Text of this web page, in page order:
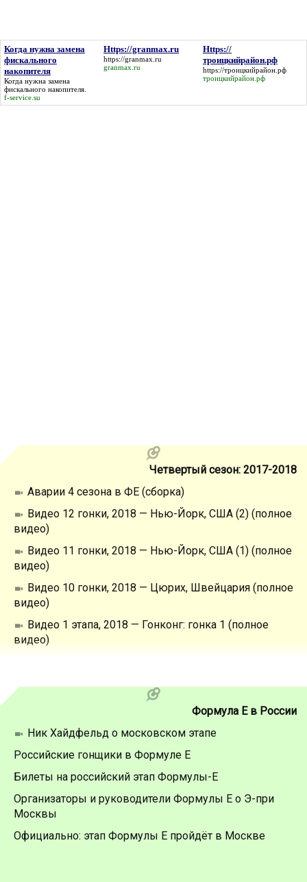
Когда нужна замена
фискального
накопителя
Когда нужна замена
фискального накопителя
f-service.su
Https://granmax.ru
https://granmax.ru
granmax.ru
Https://
троицкийрайон.рф
https://троицкийрайон.рф
троицкийрайон.рф
Четвертый сезон: 2017-2018
Аварии 4 сезона в ФЕ (сборка)
Видео 12 гонки, 2018 — Нью-Йорк, США (2) (полное
видео)
Видео 11 гонки, 2018 — Нью-Йорк, США (1) (полное
видео)
Видео 10 гонки, 2018 — Цюрих, Швейцария (полное
видео)
Видео 1 этапа, 2018 — Гонконг: гонка 1 (полное
видео)
Формула Е в России
Ник Хайдфельд о московском этапе
Российские гонщики в Формуле Е
Билеты на российский этап Формулы-Е
Организаторы и руководители Формулы Е о Э-при
Москвы
Официально: этап Формулы Е пройдёт в Москве